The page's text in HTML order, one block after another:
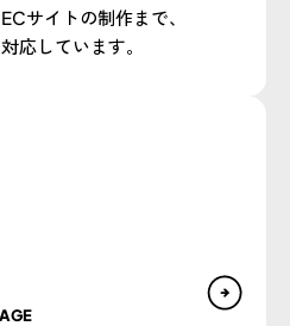
サイトの制作まで、
応しています。​